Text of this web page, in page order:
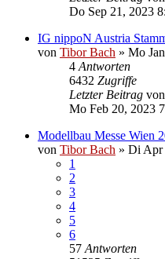
Do Sep 21, 2023
IG nippoN Austria
von Tibor Bach » Mo
4 Antworten
6432 Zugriffe
Letzter Beitrag von
Mo Feb 20, 2023
Modellbau Messe Wien
von Tibor Bach » Di Apr
1
2
3
4
5
6
57 Antworten